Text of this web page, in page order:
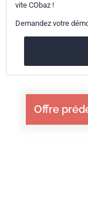
Offre
vite CObaz !
Demandez votre